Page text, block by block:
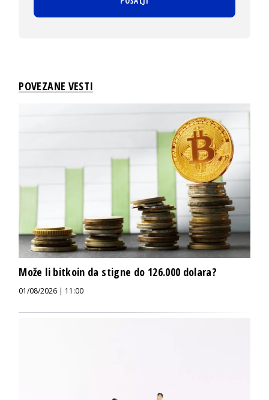
POVEZANE VESTI
Može li bitkoin da stigne do 126.000 dolara?
01/08/2026 | 11:00